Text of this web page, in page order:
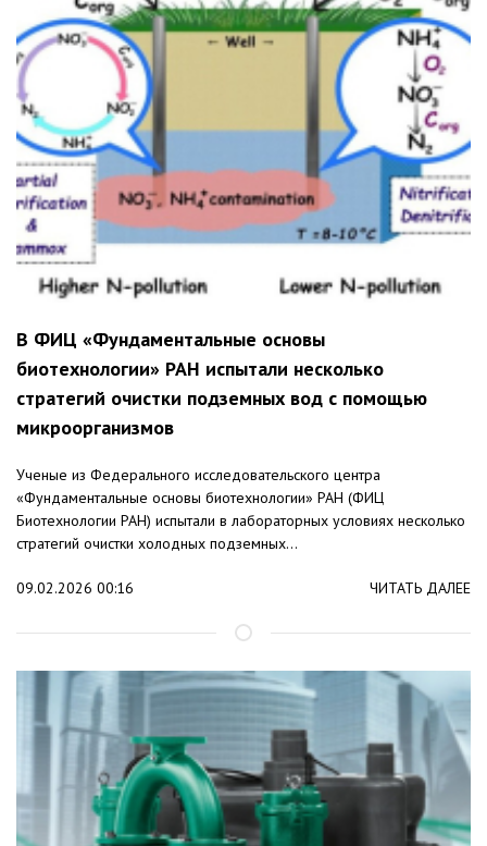
В ФИЦ «Фундаментальные основы
биотехнологии» РАН испытали несколько
стратегий очистки подземных вод с помощью
микроорганизмов
Ученые из Федерального исследовательского центра
«Фундаментальные основы биотехнологии» РАН (ФИЦ
Биотехнологии РАН) испытали в лабораторных условиях несколько
стратегий очистки холодных подземных...
09.02.2026 00:16 ЧИТАТЬ ДАЛЕЕ